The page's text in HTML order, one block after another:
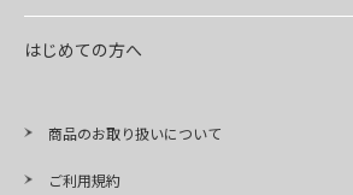
はじめての方へ
商品のお取り扱いについて
ご利用規約